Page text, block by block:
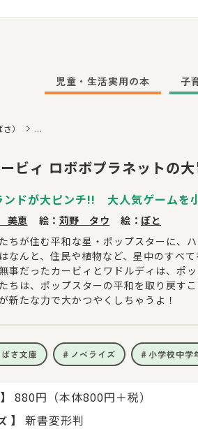
児童・生活実用の本 子
） ...
ビィ ロボボプラネットの
ンドが大ピンチ!! 大人気ゲームを
美恵 絵： 苅野 タウ 絵： ぽと
ちが住む平和な星・ポップスターに、
なんと、住民や植物など、星中のすべ
事だったカービィとワドルディは、ポ
ちは、ポップスターの平和を取り戻す
新たな力で大かつやくしちゃうよ！
さ文庫 ノベライズ 小学校中学
】 880円（本体800円＋税）
】 新書変形判